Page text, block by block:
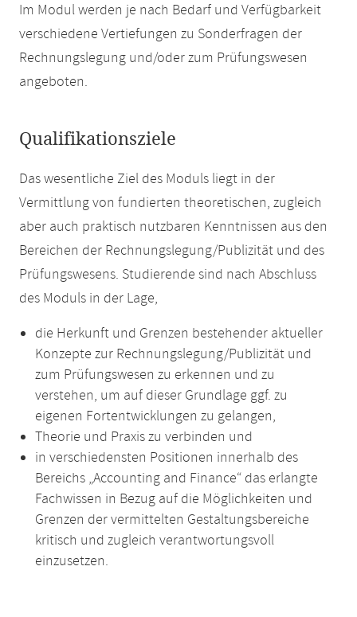
Im Modul werden je nach Bedarf und Verfügbarkeit
verschiedene Vertiefungen zu Sonderfragen der
Rechnungslegung und/oder zum Prüfungswesen
angeboten.
Qualifikationsziele
Das wesentliche Ziel des Moduls liegt in der
Vermittlung von fundierten theoretischen, zugleich
aber auch praktisch nutzbaren Kenntnissen aus den
Bereichen der Rechnungslegung/Publizität und des
Prüfungswesens. Studierende sind nach Abschluss
des Moduls in der Lage,
die Herkunft und Grenzen bestehender aktueller
Konzepte zur Rechnungslegung/Publizität und
zum Prüfungswesen zu erkennen und zu
verstehen, um auf dieser Grundlage ggf. zu
eigenen Fortentwicklungen zu gelangen,
Theorie und Praxis zu verbinden und
in verschiedensten Positionen innerhalb des
Bereichs „Accounting and Finance“ das erlangte
Fachwissen in Bezug auf die Möglichkeiten und
Grenzen der vermittelten Gestaltungsbereiche
kritisch und zugleich verantwortungsvoll
einzusetzen.